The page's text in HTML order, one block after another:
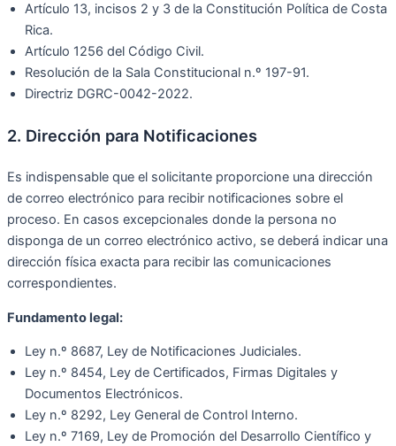
Artículo 13, incisos 2 y 3 de la Constitución Política de Costa
Rica.
Artículo 1256 del Código Civil.
Resolución de la Sala Constitucional n.º 197-91.
Directriz DGRC-0042-2022.
2. Dirección para Notificaciones
Es indispensable que el solicitante proporcione una dirección
de correo electrónico para recibir notificaciones sobre el
proceso. En casos excepcionales donde la persona no
disponga de un correo electrónico activo, se deberá indicar una
dirección física exacta para recibir las comunicaciones
correspondientes.
Fundamento legal:
Ley n.º 8687, Ley de Notificaciones Judiciales.
Ley n.º 8454, Ley de Certificados, Firmas Digitales y
Documentos Electrónicos.
Ley n.º 8292, Ley General de Control Interno.
Ley n.º 7169, Ley de Promoción del Desarrollo Científico y